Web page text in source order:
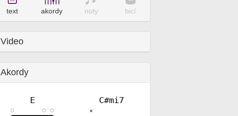
text akordy noty bicí
Video
Akordy
E C#mi7
✕